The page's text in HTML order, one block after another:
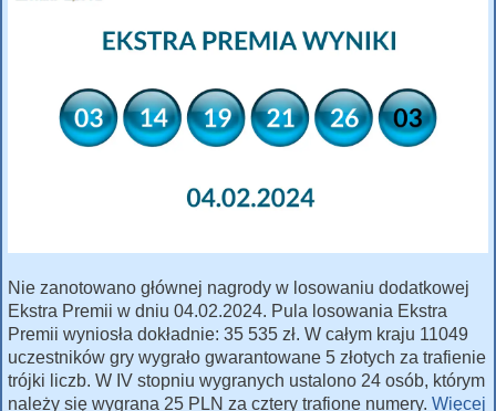
Nie zanotowano głównej nagrody w losowaniu dodatkowej
Ekstra Premii w dniu 04.02.2024. Pula losowania Ekstra
Premii wyniosła dokładnie: 35 535 zł. W całym kraju 11049
uczestników gry wygrało gwarantowane 5 złotych za trafienie
trójki liczb. W IV stopniu wygranych ustalono 24 osób, którym
należy się wygrana 25 PLN za cztery trafione numery. Więcej